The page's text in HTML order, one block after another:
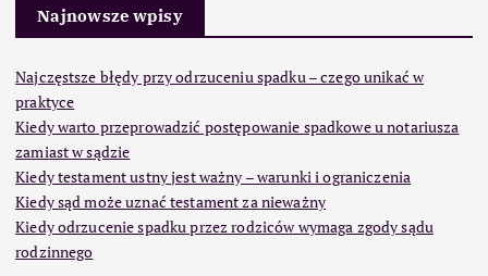
Najnowsze wpisy
Najczęstsze błędy przy odrzuceniu spadku – czego unikać w
praktyce
Kiedy warto przeprowadzić postępowanie spadkowe u notariusza
zamiast w sądzie
Kiedy testament ustny jest ważny – warunki i ograniczenia
Kiedy sąd może uznać testament za nieważny
Kiedy odrzucenie spadku przez rodziców wymaga zgody sądu
rodzinnego